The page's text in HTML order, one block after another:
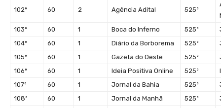
102º 60 2 Agência Adital 525º
103º
60 1 Boca do Inferno 525º
104º
60 1 Diário da Borborema 525º
105º
60 1 Gazeta do Oeste 525º
106º
60 1 Ideia Positiva Online 525º
107º
60 1 Jornal da Bahia 525º
108º
60 1 Jornal da Manhã 525º